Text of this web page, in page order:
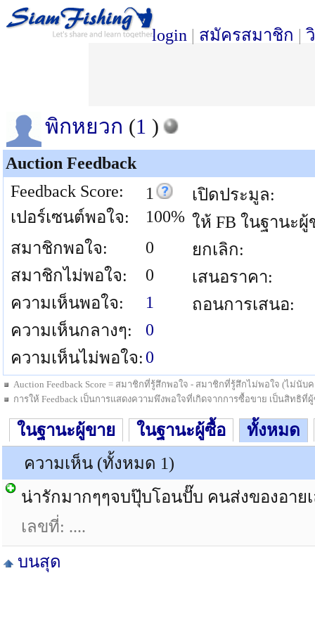
login | สมัครสมาชิก |
พิกหยวก (1 )
Auction Feedback
Feedback Score:
1
เปอร์เซนต์พอใจ:
100%
สมาชิกพอใจ:
0
สมาชิกไม่พอใจ:
0
ความเห็นพอใจ:
1
ความเห็นกลางๆ:
0
ความเห็นไม่พอใจ: 0
เปิดประมูล:
ให้ FB ในฐานะผู้
ยกเลิก:
เสนอราคา:
ถอนการเสนอ:
Auction Feedback Score = สมาชิกที่รู้สึกพอใจ - สมาชิกที่รู้สึกไม่พอใจ (ไม่นั
การให้ Feedback เป็นการแสดงความพึงพอใจที่เกิดจากการซื้อขาย เป็นสิทธิ
ในฐานะผู้ขาย ในฐานะผู้ซื้อ
ทั้งหมด
ความเห็น (ทั้งหมด 1)
น่ารักมากๆๆจบปุ๊บโอนปั๊บ คนส่งของอายเ
เลขที่: ....
บนสุด